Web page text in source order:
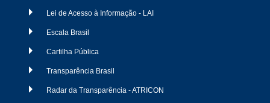
Lei de Acesso à Informação - LAI
Escala Brasil
Cartilha Pública
Transparência Brasil
Radar da Transparência - ATRICON